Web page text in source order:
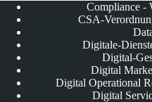
Compliance -
CSA-
Digitale-
Digital-
Digital
Digital Operational
Digital